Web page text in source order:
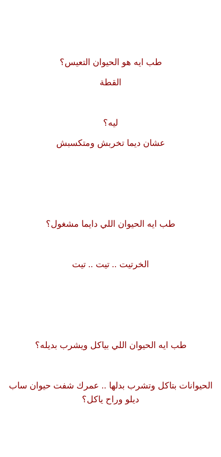
طب ايه هو الحيوان التعيس؟
القطة
ليه؟
عشان ديما تخربش ومتكسبش
طب ايه الحيوان اللي دايما مشغول؟
الخرتيت .. تيت .. تيت
طب ايه الحيوان اللي بياكل ويشرب بديله؟
الحيوانات بتاكل وتشرب بدلها .. عمرك شفت حيوان ساب
ديلو وراح ياكل؟